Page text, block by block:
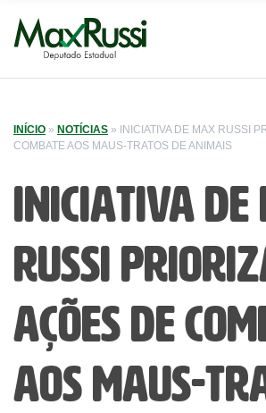
INÍCIO » NOTÍCIAS » INICIATIVA DE MAX RUSSI
COMBATE AOS MAUS-TRATOS DE ANIMAIS
Iniciativa de
Russi
ações de
aos maus-